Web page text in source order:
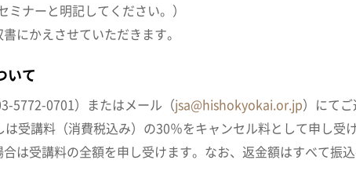
ナーと明記してください。）
にかえさせていただきます。
いて
5772-0701）またはメール（jsa@hishokyokai.or.jp）にてご
受講料（消費税込み）の30％をキャンセル料として申し受け
は受講料の全額を申し受けます。なお、返金額はすべて振